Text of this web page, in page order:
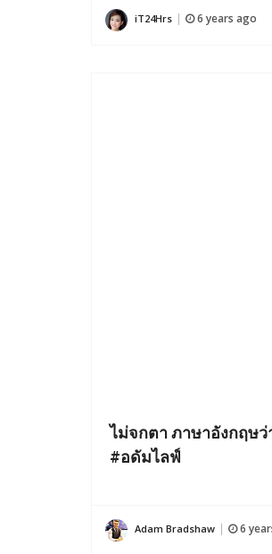
iT24Hrs 6 years ago
ไม่จกตา ภาษาอังกฤษว่
#อดัมไลฟ์
Adam Bradshaw 6